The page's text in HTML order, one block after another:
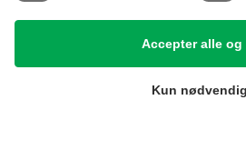
Vitro Festudlejning ApS
Kun
Accepter alle og